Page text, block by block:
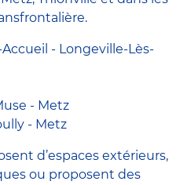
- Longeville-Lès-
- Metz
- Metz
d’espaces extérieurs,
ou proposent des